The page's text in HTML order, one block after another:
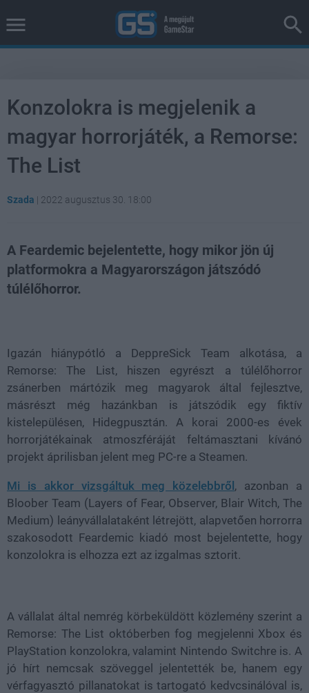
Konzolokra is megjelenik a
magyar horrorjáték, a Remorse:
The List
Szada | 2022 augusztus 30. 18:00
A Feardemic bejelentette, hogy mikor jön új
platformokra a Magyarországon játszódó
túlélőhorror.
Igazán hiánypótló a DeppreSick Team alkotása, a
Remorse: The List, hiszen egyrészt a túlélőhorror
zsánerben mártózik meg magyarok által fejlesztve,
másrészt még hazánkban is játszódik egy fiktív
kistelepülésen, Hidegpusztán. A korai 2000-es évek
horrorjátékainak atmoszféráját feltámasztani kívánó
projekt áprilisban jelent meg PC-re a Steamen.
Mi is akkor vizsgáltuk meg közelebbről , azonban a
Bloober Team (Layers of Fear, Observer, Blair Witch, The
Medium) leányvállalataként létrejött, alapvetően horrorra
szakosodott Feardemic kiadó most bejelentette, hogy
konzolokra is elhozza ezt az izgalmas sztorit.
A vállalat által nemrég körbeküldött közlemény szerint a
Remorse: The List októberben fog megjelenni Xbox és
PlayStation konzolokra, valamint Nintendo Switchre is. A
jó hírt nemcsak szöveggel jelentették be, hanem egy
vérfagyasztó pillanatokat is tartogató kedvcsinálóval is,